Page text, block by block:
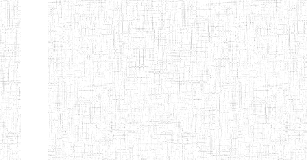
Chercher:
Effacer les filtres
Denomination
Type
Nature